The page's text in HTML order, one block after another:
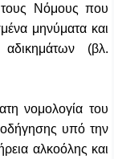
τους Νόμους που
μηνύματα και
(βλ.
νομολογία του
υπό την
αλκοόλης και